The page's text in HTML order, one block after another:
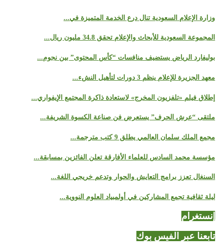
وزارة الإعلام السعودية تنال درع الخدمة المتميزة في...
المجموعة السعودية للأبحاث والإعلام تحقق 34.8 مليون ريال...
بوليفارد الرياض يستضيف منافسات “كأس المحتوى” بين نجوم...
معهد الجزيرة للإعلام ينظم 3 دورات لتأهيل النشء...
إطلاق فيلم «تلفزيون المخرج» لاستعادة ذاكرة المجتمع الإيفواري...
ملتقى “عرش الحرف” يستعرض فن صناعة الكسوة الشريفة...
مجمع الملك سلمان العالمي يطلق 9 كتب مترجمة...
مؤسسة محمد السادس للعلماء الأفارقة تعلن الفائزين بمسابقة...
السنغال تعزز برامج التعايش والحوار وتدعم خريجي اللغة...
ليلة ثقافية تجمع المشاركين في أولمبياد العلوم النووية...
إنستغرام
تابعنا عبر الفيس بوك